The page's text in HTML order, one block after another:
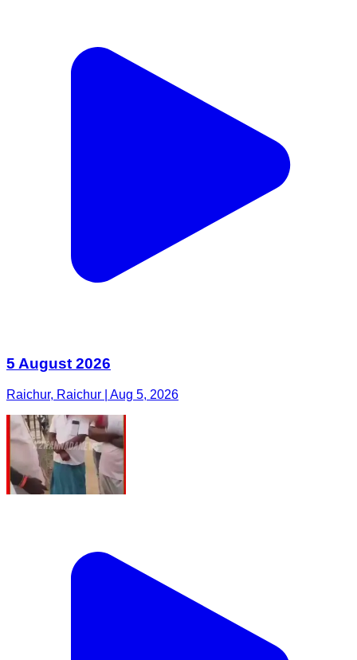
5 August 2026
Raichur, Raichur | Aug 5, 2026